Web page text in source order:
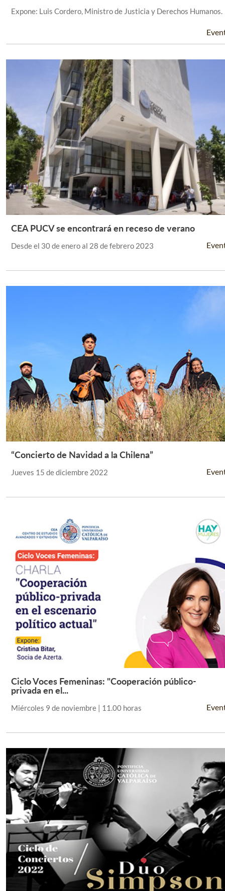
Expone: Luis Cordero, Ministro de Justicia y Derechos Humanos.
Leer Más +
CEA PUCV se encontrará en receso de verano
Desde el 30 de enero al 28 de febrero 2023
“Concierto de Navidad a la Chilena”
Jueves 15 de diciembre 2022
Leer Más +
Ciclo Voces Femeninas: "Cooperación público-
privada en el...
Miércoles 9 de noviembre | 11.00 horas